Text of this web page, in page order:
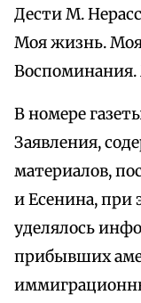
Дести М.
Моя жизнь.
Воспоминания.
В номере
Заявления,
материалов,
и Есенина, при
уделялось
прибывших